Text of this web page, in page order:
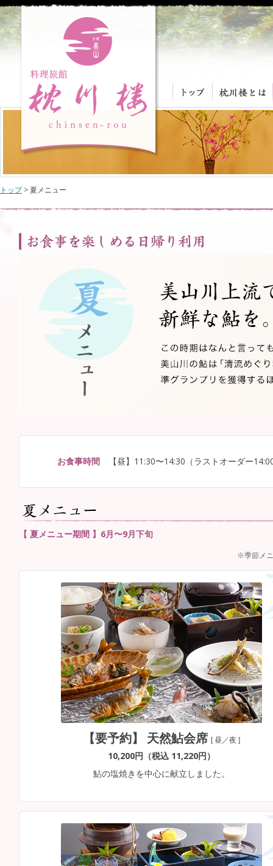
トップ> 夏メニュー
お食事時間【昼】11:30〜14:30（ラストオーダー
【 夏メニュー期間 】6月〜9月下旬
※季節メ
【要予約】 天然鮎会席 [ 昼／夜 ]
10,200円（税込 11,220円）
鮎の塩焼きを中心に献立しました。